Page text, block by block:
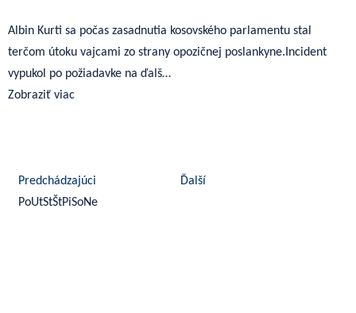
Albin Kurti sa počas zasadnutia kosovského parlamentu stal
terčom útoku vajcami zo strany opozičnej poslankyne.Incident
vypukol po požiadavke na ďalš…
Zobraziť viac
Predchádzajúci
Ďalší
PoUtStŠtPiSoNe